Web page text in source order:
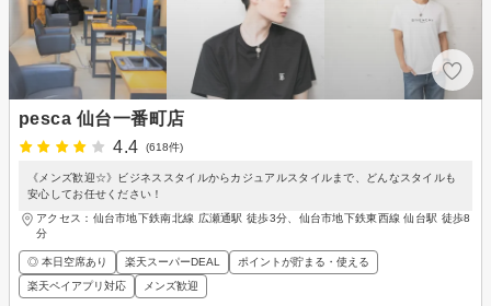
pesca 仙台一番町店
4.4
(618件)
《メンズ歓迎☆》ビジネススタイルからカジュアルスタイルまで、どんなスタイルも
安心してお任せください！
アクセス：仙台市地下鉄南北線 広瀬通駅 徒歩3分、仙台市地下鉄東西線 仙台駅 徒歩8
分
◎ 本日空席あり 楽天スーパーDEAL
ポイントが貯まる・使える
楽天ペイアプリ対応
メンズ歓迎